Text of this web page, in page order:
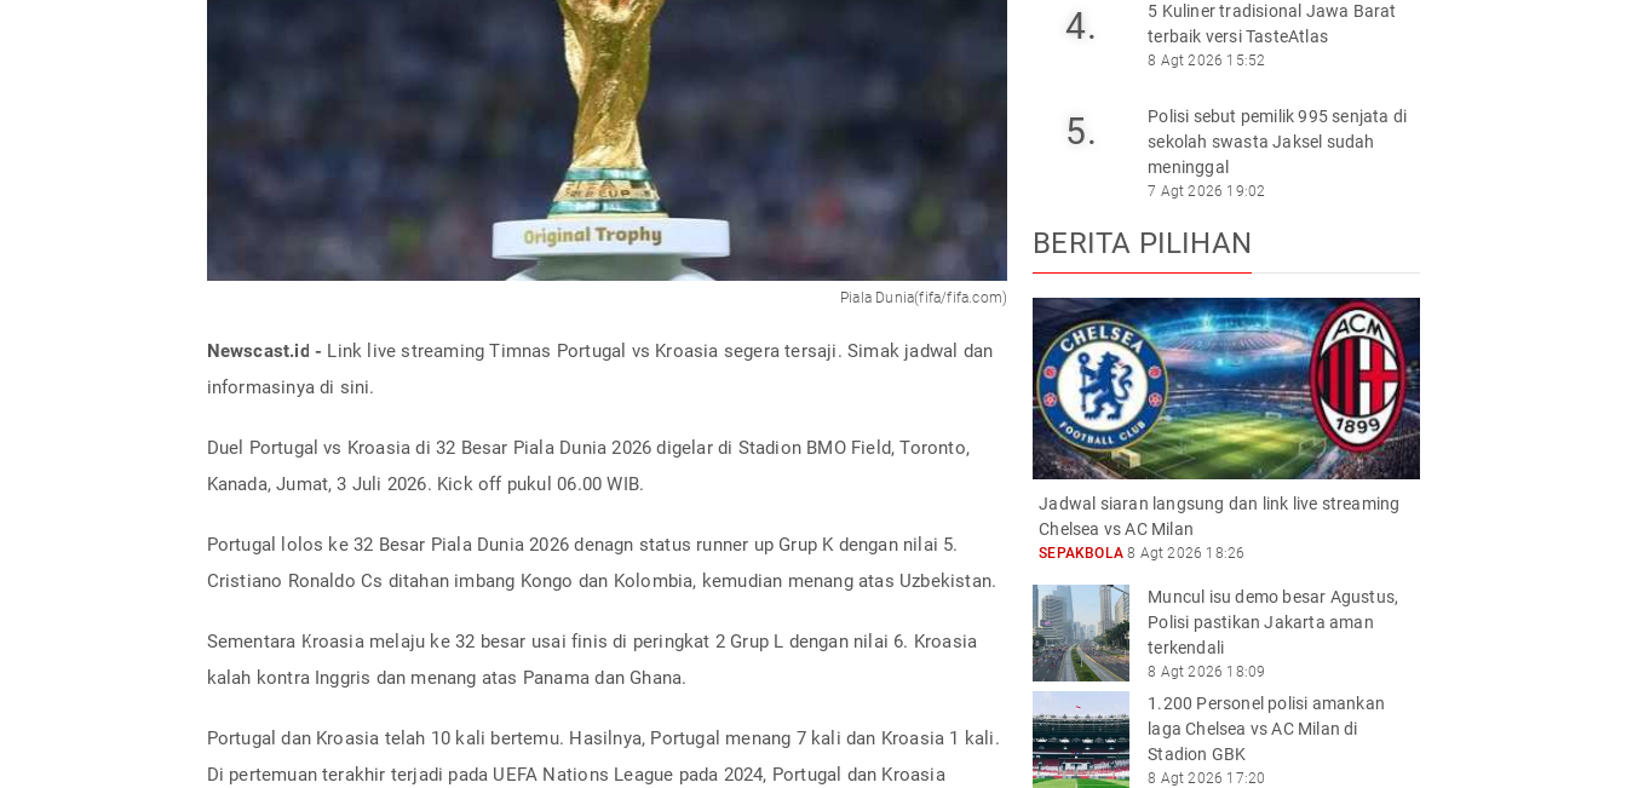
Piala Dunia(fifa/fifa.com)
Newscast.id - Link live streaming Timnas Portugal vs Kroasia segera tersaji. Simak jadwal dan
informasinya di sini.
Duel Portugal vs Kroasia di 32 Besar Piala Dunia 2026 digelar di Stadion BMO Field, Toronto,
Kanada, Jumat, 3 Juli 2026. Kick off pukul 06.00 WIB.
Portugal lolos ke 32 Besar Piala Dunia 2026 denagn status runner up Grup K dengan nilai 5.
Cristiano Ronaldo Cs ditahan imbang Kongo dan Kolombia, kemudian menang atas Uzbekistan.
Sementara Kroasia melaju ke 32 besar usai finis di peringkat 2 Grup L dengan nilai 6. Kroasia
kalah kontra Inggris dan menang atas Panama dan Ghana.
Portugal dan Kroasia telah 10 kali bertemu. Hasilnya, Portugal menang 7 kali dan Kroasia 1 kali.
Di pertemuan terakhir terjadi pada UEFA Nations League pada 2024, Portugal dan Kroasia
4.
5 Kuliner tradisional Jawa Barat
terbaik versi TasteAtlas
8 Agt 2026 15:52
5.
Polisi sebut pemilik 995 senjata di
sekolah swasta Jaksel sudah
meninggal
7 Agt 2026 19:02
BERITA PILIHAN
Jadwal siaran langsung dan link live streaming
Chelsea vs AC Milan
SEPAKBOLA8 Agt 2026 18:26
Muncul isu demo besar Agustus,
Polisi pastikan Jakarta aman
terkendali
8 Agt 2026 18:09
1.200 Personel polisi amankan
laga Chelsea vs AC Milan di
Stadion GBK
8 Agt 2026 17:20